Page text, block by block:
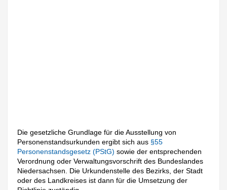
Die gesetzliche Grundlage für die Ausstellung von
Personenstandsurkunden ergibt sich aus §55
Personenstandsgesetz (PStG)sowie der entsprechenden
Verordnung oder Verwaltungsvorschrift des Bundeslandes
Niedersachsen. Die Urkundenstelle des Bezirks, der Stadt
oder des Landkreises ist dann für die Umsetzung der